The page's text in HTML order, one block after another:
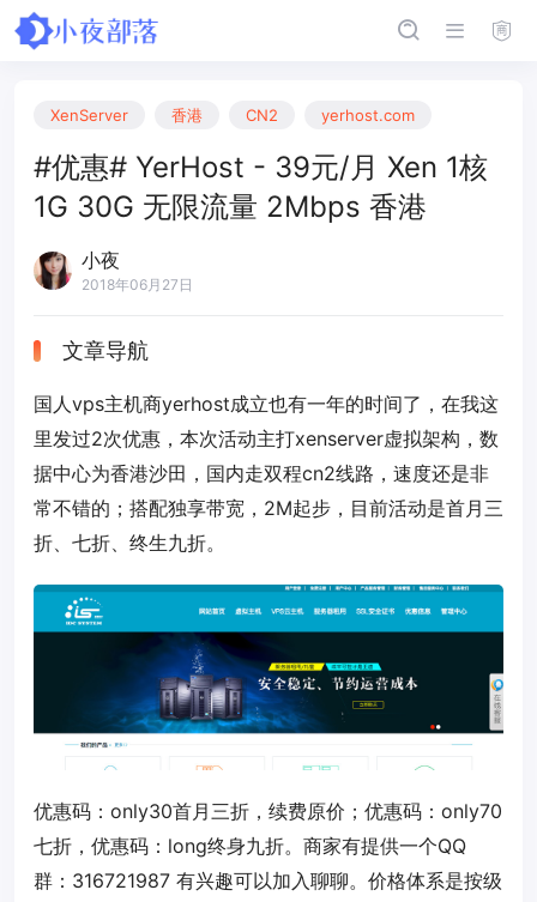
XenServer 香港 CN2 yerhost.com
#优惠# YerHost - 39元/月 Xen 1核
1G 30G 无限流量 2Mbps 香港
小夜
2018年06月27日
文章导航
国人vps主机商yerhost成立也有一年的时间了，在我这
里发过2次优惠，本次活动主打xenserver虚拟架构，数
据中心为香港沙田，国内走双程cn2线路，速度还是非
常不错的；搭配独享带宽，2M起步，目前活动是首月三
折、七折、终生九折。
优惠码： only30首月三折，续费原价；优惠码： only70
七折，优惠码： long终身九折。商家有提供一个QQ
群：316721987 有兴趣可以加入聊聊。价格体系是按级